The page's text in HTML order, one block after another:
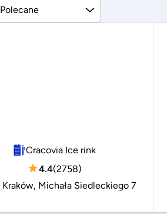
Polecane
Cracovia Ice rink
4.4(2758)
Kraków, Michała Siedleckiego 7